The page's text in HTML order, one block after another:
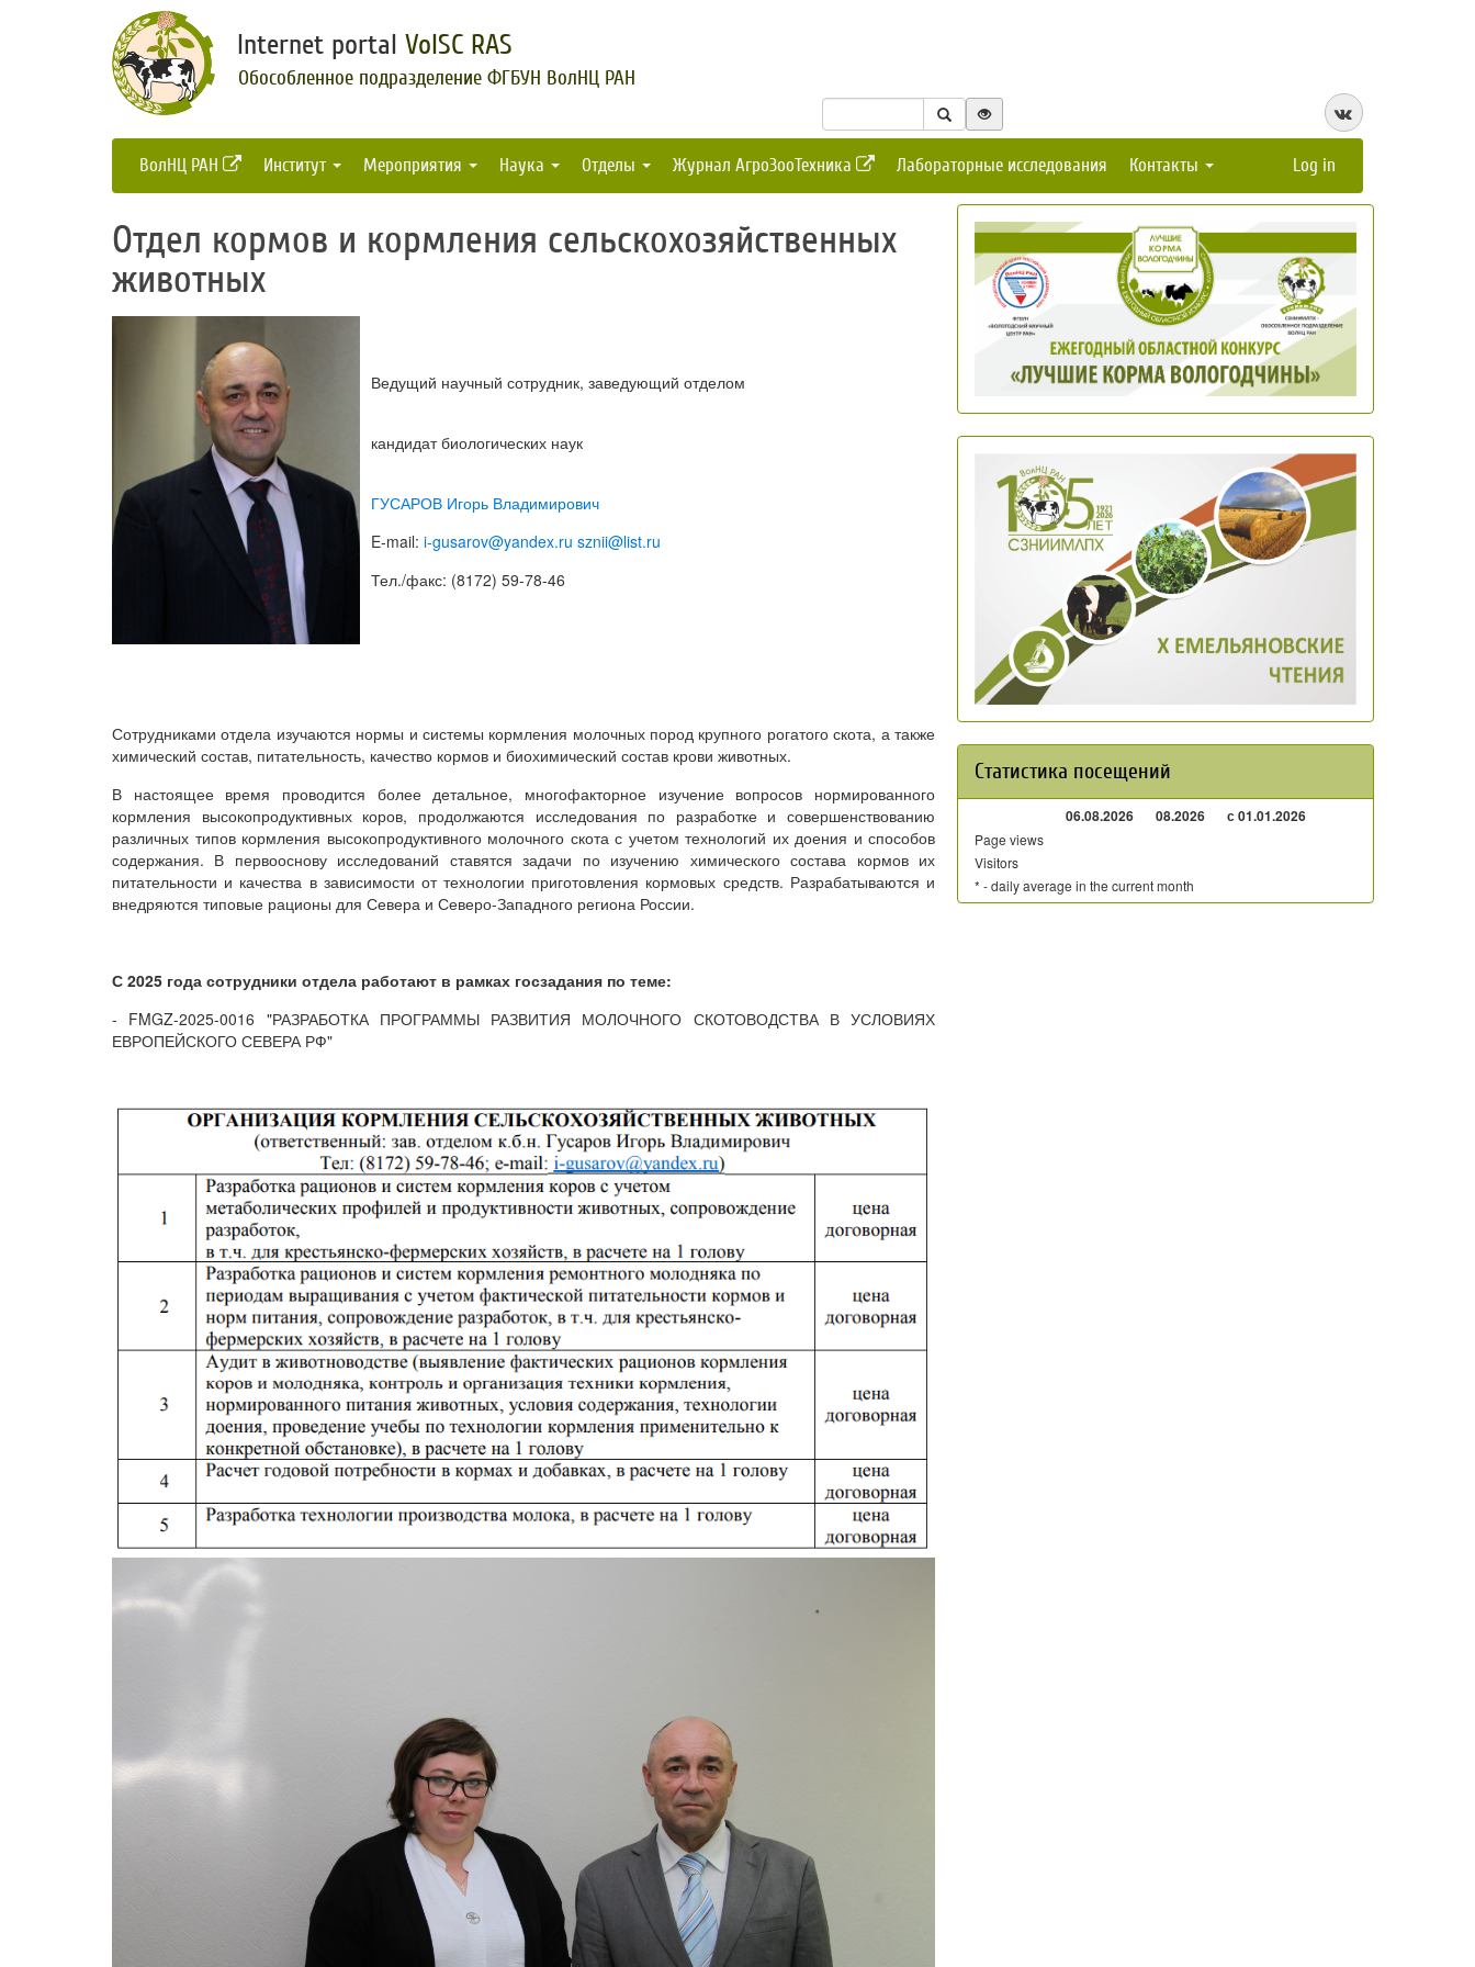
Internet portal VolSC RAS
Обособленное подразделение ФГБУН ВолНЦ РАН
ВолНЦ РАН Институт Мероприятия Наука Отделы Журнал АгроЗооТехника Лабораторные исследования Контакты Log in
Отдел кормов и кормления сельскохозяйственных
животных
Ведущий научный сотрудник, заведующий отделом
кандидат биологических наук
ГУСАРОВ Игорь Владимирович
E-mail: i-gusarov@yandex.ru sznii@list.ru
Тел./факс: (8172) 59-78-46
Сотрудниками отдела изучаются нормы и системы кормления молочных пород крупного рогатого скота, а также
химический состав, питательность, качество кормов и биохимический состав крови животных.
В настоящее время проводится более детальное, многофакторное изучение вопросов нормированного
кормления высокопродуктивных коров, продолжаются исследования по разработке и совершенствованию
различных типов кормления высокопродуктивного молочного скота с учетом технологий их доения и способов
содержания. В первооснову исследований ставятся задачи по изучению химического состава кормов их
питательности и качества в зависимости от технологии приготовления кормовых средств. Разрабатываются и
внедряются типовые рационы для Севера и Северо-Западного региона России.
С 2025 года сотрудники отдела работают в рамках госзадания по теме:
- FMGZ-2025-0016 "РАЗРАБОТКА ПРОГРАММЫ РАЗВИТИЯ МОЛОЧНОГО СКОТОВОДСТВА В УСЛОВИЯХ
ЕВРОПЕЙСКОГО СЕВЕРА РФ"
Статистика посещений
06.08.2026 08.2026 с 01.01.2026
Page views
Visitors
* - daily average in the current month